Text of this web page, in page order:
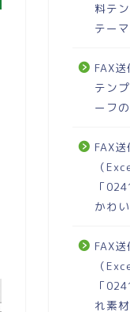
料テ
テー
FAX
テン
ーフ
FAX
（
「
かわ
FAX
（
「
れ素